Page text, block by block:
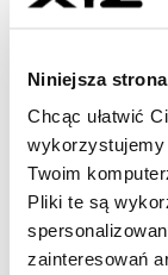
Niniejsza
Chcąc ułatwić
Twoim
Pliki te są
zainteresowań
w
m.